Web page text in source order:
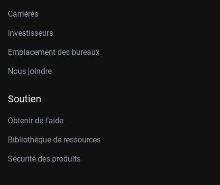
Carrières
Investisseurs
Emplacement des bureaux
Nous joindre
Soutien
Obtenir de l’aide
Bibliothèque de ressources
Sécurité des produits